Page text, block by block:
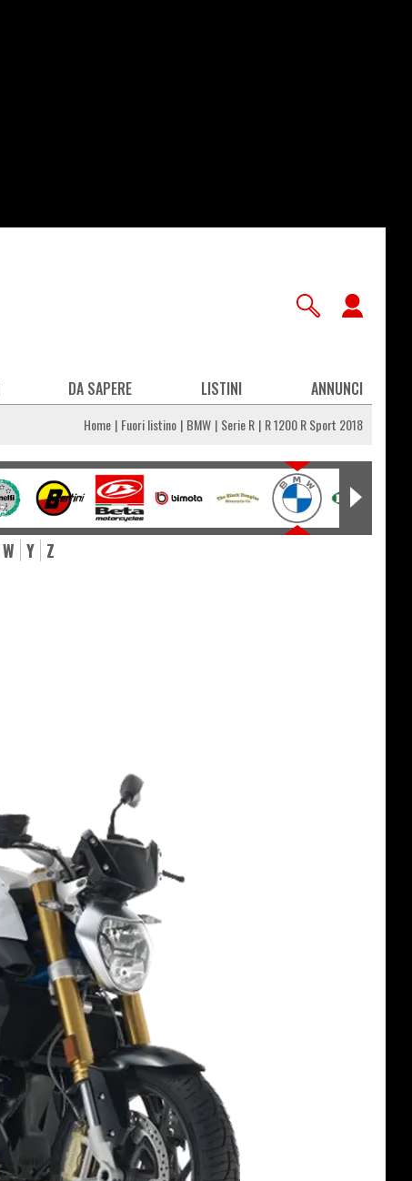
DA SAPERE LISTINI ANNUNCI
Home Fuori listino BMW Serie R R 1200 R Sport 2018
W Y Z